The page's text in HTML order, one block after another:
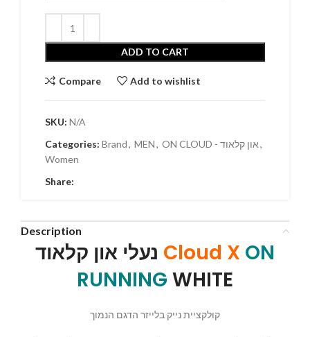
ADD TO CART
Compare Add to wishlist
SKU: N/A
Categories: Brand, MEN, ON CLOUD - און קלאוד,
Women
Share:
Description
Cloud X ON
RUNNING WHITE
קולקציית נייק בלייזר הדגם הנמוך